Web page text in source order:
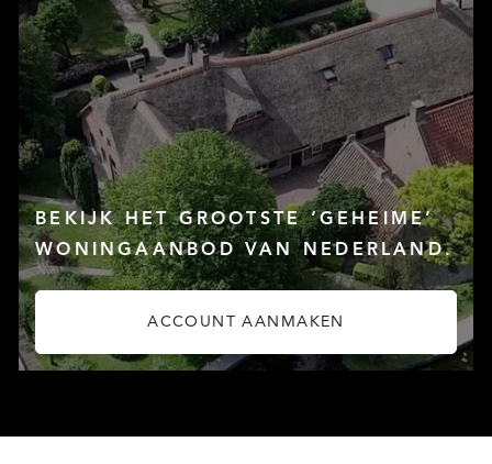
BEKIJK HET GROOTSTE ‘GEHEIME’
WONINGAANBOD VAN NEDERLAND.
ACCOUNT AANMAKEN
DIENSTEN